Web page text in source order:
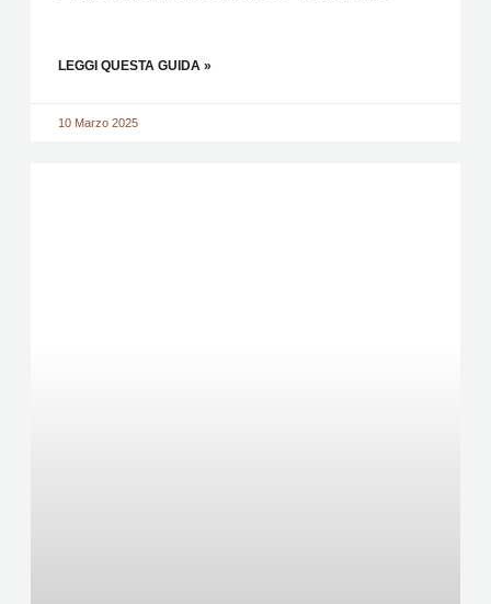
LEGGI QUESTA GUIDA »
10 Marzo 2025